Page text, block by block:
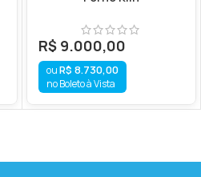
R$9.000,00
R$ 8.730,00
no Boleto à Vista